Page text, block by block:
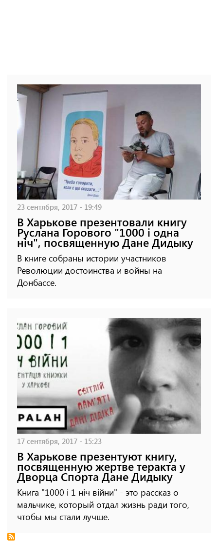
23 сентября, 2017 - 19:49
В Харькове презентовали книгу
Руслана Горового "1000 і одна
ніч", посвященную Дане Дидыку
В книге собраны истории участников
Революции достоинства и войны на
Донбассе.
17 сентября, 2017 - 15:23
В Харькове презентуют книгу,
посвященную жертве теракта у
Дворца Спорта Дане Дидыку
Книга "1000 і 1 ніч війни" - это рассказ о
мальчике, который отдал жизнь ради того,
чтобы мы стали лучше.